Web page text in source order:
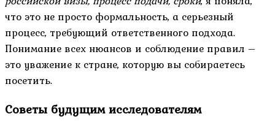
что это не просто формальность, а серьезный
процесс, требующий ответственного подхода.
Понимание всех нюансов и соблюдение правил –
это уважение к стране, которую вы собираетесь
посетить.
Советы будущим исследователям